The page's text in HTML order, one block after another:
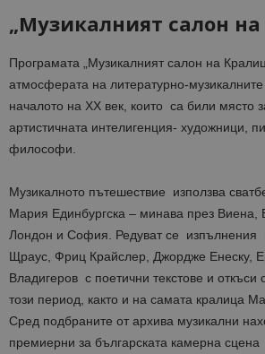
„Музикалният салон
Програмата „Музикалният салон на
атмосферата на литературно-
началото на ХХ век, които са били място
артистичната интелигенция- художници,
философи.
Музикалното пътешествие използва
Мария Единбургска – минава през Виена,
Лондон и София. Редуват се изпълнения
Щраус, Фриц Крайслер, Джордже Енеску,
Владигеров с поетични текстове и откъси
този период, както и на самата кралица
Сред подбраните от архива музикални
премиерни за българската камерна